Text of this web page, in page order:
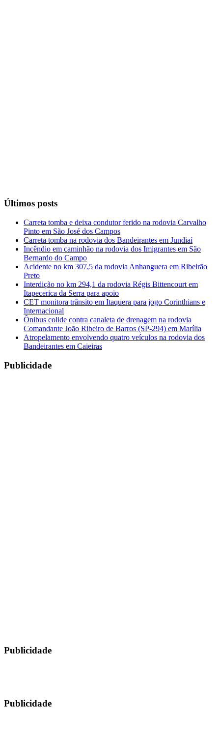
Últimos posts
Carreta tomba e deixa condutor ferido na rodovia Carvalho
Pinto em São José dos Campos
Carreta tomba na rodovia dos Bandeirantes em Jundiaí
Incêndio em caminhão na rodovia dos Imigrantes em São
Bernardo do Campo
Acidente no km 307,5 da rodovia Anhanguera em Ribeirão
Preto
Interdição no km 294,1 da rodovia Régis Bittencourt em
Itapecerica da Serra para apoio
CET monitora trânsito em Itaquera para jogo Corinthians e
Internacional
Ônibus colide contra canaleta de drenagem na rodovia
Comandante João Ribeiro de Barros (SP-294) em Marília
Atropelamento envolvendo quatro veículos na rodovia dos
Bandeirantes em Caieiras
Publicidade
Publicidade
Publicidade